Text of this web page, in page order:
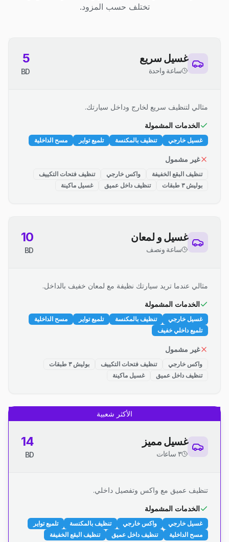
تختلف حسب المزود.
غسيل سريع
ساعة واحدة
5
BD
مثالي لتنظيف سريع لخارج وداخل سيارتك.
الخدمات المشمولة
غسيل خارجي تنظيف بالمكنسة تلميع تواير مسح الداخلية
غير مشمول
تنظيف البقع الخفيفة واكس خارجي
تنظيف فتحات التكييف
بوليش ٣ طبقات
تنظيف داخل عميق غسيل ماكينة
غسيل و لمعان
ساعة ونصف
10
BD
مثالي عندما تريد سيارتك نظيفة مع لمعان خفيف بالداخل.
الخدمات المشمولة
غسيل خارجي تنظيف بالمكنسة تلميع تواير
مسح الداخلية
تلميع داخلي خفيف
غير مشمول
واكس خارجي تنظيف فتحات التكييف
بوليش ٣ طبقات
تنظيف داخل عميق
غسيل ماكينة
الأكثر شعبية
غسيل مميز
٣ ساعات
14
BD
تنظيف عميق مع واكس وتفصيل داخلي.
الخدمات المشمولة
غسيل خارجي واكس خارجي تنظيف بالمكنسة
تلميع تواير
مسح الداخلية
تنظيف داخل عميق تنظيف البقع الخفيفة